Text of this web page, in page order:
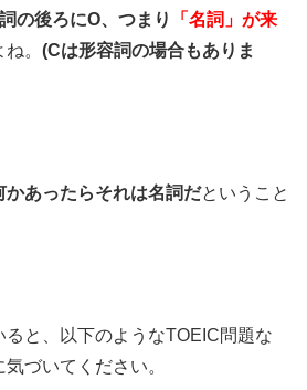
の後ろにO、つまり
「名詞」が来
。 (Cは形容詞の場合もありま
かあったらそれは名詞だということ
ると、以下のようなTOEIC問題な
づいてください。